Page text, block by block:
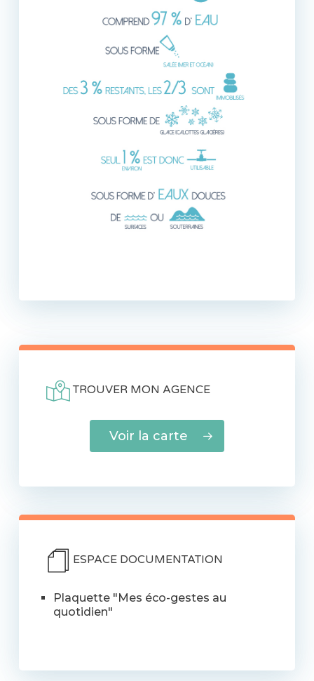
TROUVER MON AGENCE
Voir la carte
ESPACE DOCUMENTATION
Plaquette "Mes éco-gestes au
quotidien"